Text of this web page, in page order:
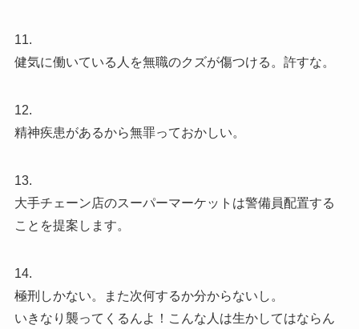
11.
健気に働いている人を無職のクズが傷つける。許すな。
12.
精神疾患があるから無罪っておかしい。
13.
大手チェーン店のスーパーマーケットは警備員配置する
ことを提案します。
14.
極刑しかない。また次何するか分からないし。
いきなり襲ってくるんよ！こんな人は生かしてはならん